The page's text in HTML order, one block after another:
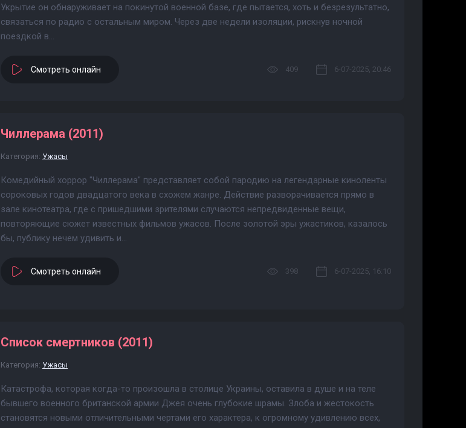
Укрытие он обнаруживает на покинутой военной базе, где пытается, хоть и безрезультатно,
связаться по радио с остальным миром. Через две недели изоляции, рискнув ночной
поездкой в...
Смотреть онлайн 409 6-07-2025, 20:46
Чиллерама (2011)
Категория: Ужасы
Комедийный хоррор "Чиллерама" представляет собой пародию на легендарные киноленты
сороковых годов двадцатого века в схожем жанре. Действие разворачивается прямо в
зале кинотеатра, где с пришедшими зрителями случаются непредвиденные вещи,
повторяющие сюжет известных фильмов ужасов. После золотой эры ужастиков, казалось
бы, публику нечем удивить и...
Смотреть онлайн 398 6-07-2025, 16:10
Список смертников (2011)
Категория: Ужасы
Катастрофа, которая когда-то произошла в столице Украины, оставила в душе и на теле
бывшего военного британской армии Джея очень глубокие шрамы. Злоба и жестокость
становятся новыми отличительными чертами его характера, к огромному удивлению всех,